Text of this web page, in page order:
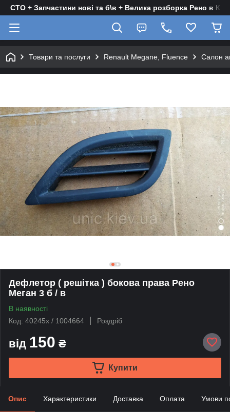
СТО + Запчастини нові та б\в + Велика розборка Рено в
Товари та послуги Renault Megane, Fluence Салон
Дефлетор ( решітка ) бокова права Рено
Меган 3 б / в
В наявності
Код: 40245x / 1004664
Роздріб
від 150 ₴
Купити
Опис Характеристики Доставка Оплата Умови